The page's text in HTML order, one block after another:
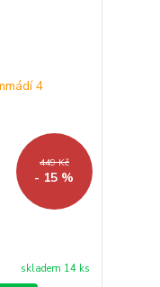
449 Kč
- 15 %
skladem 14 ks